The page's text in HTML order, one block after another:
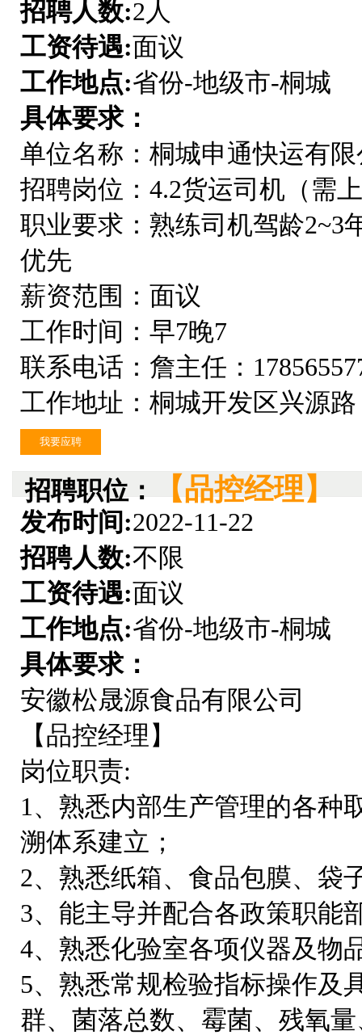
招聘人数:2人
工资待遇:面议
工作地点:省份-地级市-桐城
具体要求：
单位名称：桐城申通快运有
招聘岗位：4.2货运司机（需
职业要求：熟练司机驾龄2~3
优先
薪资范围：面议
工作时间：早7晚7
联系电话：詹主任：
工作地址：桐城开发区兴源路
我要应聘
招聘职位： 【品控经理】
发布时间:2022-11-22
招聘人数:不限
工资待遇:面议
工作地点:省份-地级市-桐城
具体要求：
安徽松晟源食品有限公司
【品控经理】
岗位职责:
1、熟悉内部生产管理的各种
溯体系建立；
2、熟悉纸箱、食品包膜、袋
3、能主导并配合各政策职能
4、熟悉化验室各项仪器及物
5、熟悉常规检验指标操作及
群、菌落总数、霉菌、残氧